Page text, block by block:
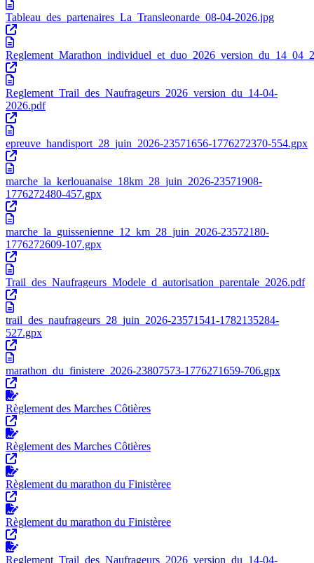
Tableau_des_partenaires_La_Transleonarde_08-04-2026.jpg
Reglement_Trail_des_Naufrageurs_2026_version_du_14-04-
2026.pdf
epreuve_handisport_28_juin_2026-23571656-1776272370-554.gpx
marche_la_kerlouanaise_18km_28_juin_2026-23571908-
1776272480-457.gpx
marche_la_guissenienne_12_km_28_juin_2026-23572180-
1776272609-107.gpx
Trail_des_Naufrageurs_Modele_d_autorisation_parentale_2026.pdf
trail_des_naufrageurs_28_juin_2026-23571541-1782135284-
527.gpx
marathon_du_finistere_2026-23807573-1776271659-706.gpx
Règlement des Marches Côtières
Règlement des Marches Côtières
Règlement du marathon du Finistèree
Règlement du marathon du Finistèree
Reglement_Trail_des_Naufrageurs_2026_version_du_14-04-